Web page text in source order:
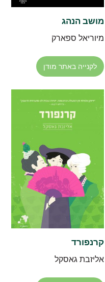
מושב הנהג
מיוריאל ספארק
לקנייה באתר מודן
קרנפורד
אליזבת גאסקל